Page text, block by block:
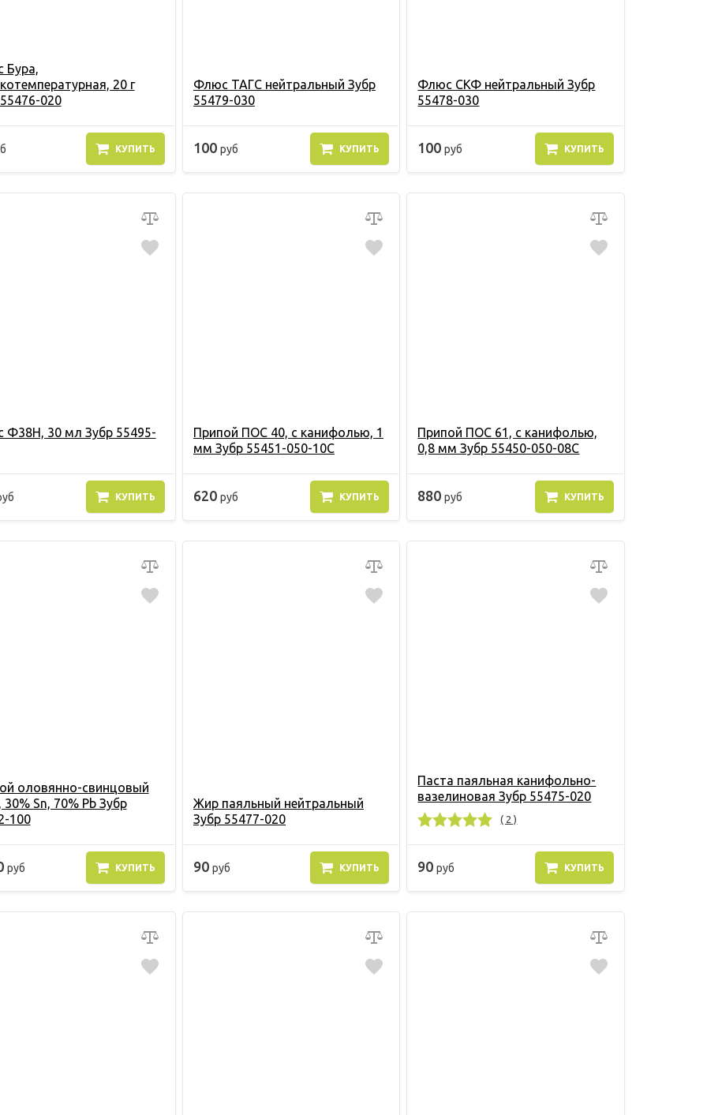
Бура,
20 г
020
КУПИТЬ
Флюс ТАГС нейтральный Зубр
55479-030
100 руб КУПИТЬ
Флюс СКФ нейтральный Зубр
55478-030
100руб КУПИТЬ
Ф38Н, 30 мл Зубр 55495-
КУПИТЬ
Припой ПОС 40, с канифолью, 1
мм Зубр 55451-050-10C
620 руб КУПИТЬ
Припой ПОС 61, с канифолью,
0,8 мм Зубр 55450-050-08C
880руб КУПИТЬ
оловянно-свинцовый
30% Sn, 70% Pb Зубр
100
руб КУПИТЬ
Жир паяльный нейтральный
Зубр 55477-020
90 руб КУПИТЬ
Паста паяльная канифольно-
вазелиновая Зубр 55475-020
( 2 )
90руб КУПИТЬ